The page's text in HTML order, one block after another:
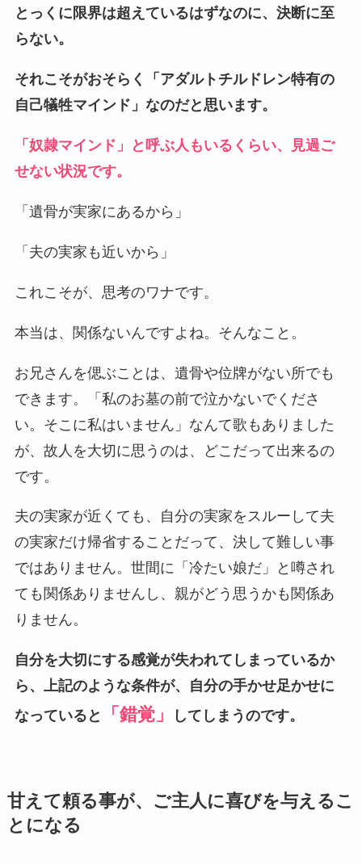
とっくに限界は超えているはずなのに、決断に至
らない。
それこそがおそらく「アダルトチルドレン特有の
自己犠牲マインド」なのだと思います。
「奴隷マインド」と呼ぶ人もいるくらい、見過ご
せない状況です。
「遺骨が実家にあるから」
「夫の実家も近いから」
これこそが、思考のワナです。
本当は、関係ないんですよね。そんなこと。
お兄さんを偲ぶことは、遺骨や位牌がない所でも
できます。「私のお墓の前で泣かないでくださ
い。そこに私はいません」なんて歌もありました
が、故人を大切に思うのは、どこだって出来るの
です。
夫の実家が近くても、自分の実家をスルーして夫
の実家だけ帰省することだって、決して難しい事
ではありません。世間に「冷たい娘だ」と噂され
ても関係ありませんし、親がどう思うかも関係あ
りません。
自分を大切にする感覚が失われてしまっているか
ら、上記のような条件が、自分の手かせ足かせに
なっていると
「錯覚」 してしまうのです。
甘えて頼る事が、ご主人に喜びを与えるこ
とになる